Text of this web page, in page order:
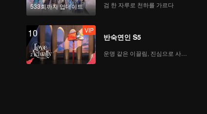
533회까지 업데이트 검 한 자루로 천하를 가르다
10 VIP
반숙연인 S5
운명 같은 이끌림, 진심으로 사랑하다